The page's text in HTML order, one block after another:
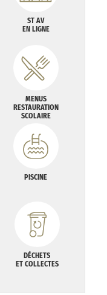
ST AV
EN LIGNE
MENUS
RESTAURATION
SCOLAIRE
PISCINE
DÉCHETS
ET COLLECTES